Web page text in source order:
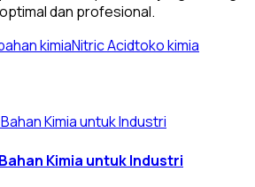
dan profesional.
kimiaNitric Acidtoko kimia
Kimia untuk Industri